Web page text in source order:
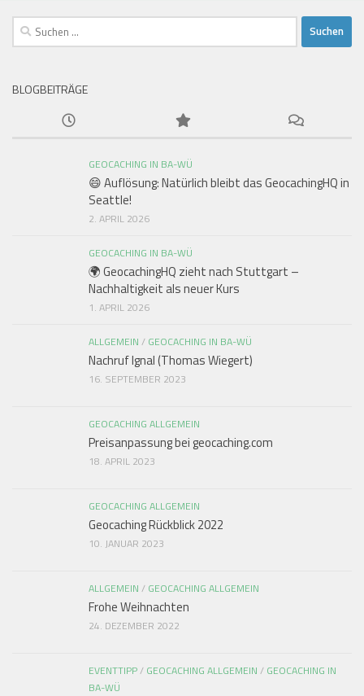
Suchen
nach:
BLOGBEITRÄGE
GEOCACHING IN BA-WÜ
😄 Auflösung: Natürlich bleibt das GeocachingHQ in
Seattle!
2. APRIL 2026
GEOCACHING IN BA-WÜ
🌍 GeocachingHQ zieht nach Stuttgart –
Nachhaltigkeit als neuer Kurs
1. APRIL 2026
ALLGEMEIN / GEOCACHING IN BA-WÜ
Nachruf Ignal (Thomas Wiegert)
16. SEPTEMBER 2023
GEOCACHING ALLGEMEIN
Preisanpassung bei geocaching.com
18. APRIL 2023
GEOCACHING ALLGEMEIN
Geocaching Rückblick 2022
10. JANUAR 2023
ALLGEMEIN / GEOCACHING ALLGEMEIN
Frohe Weihnachten
24. DEZEMBER 2022
EVENTTIPP/ GEOCACHING ALLGEMEIN / GEOCACHING IN
BA-WÜ